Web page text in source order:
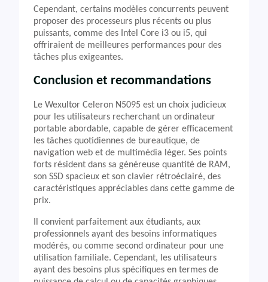
Cependant, certains modèles concurrents peuvent
proposer des processeurs plus récents ou plus
puissants, comme des Intel Core i3 ou i5, qui
offriraient de meilleures performances pour des
tâches plus exigeantes.
Conclusion et recommandations
Le Wexultor Celeron N5095 est un choix judicieux
pour les utilisateurs recherchant un ordinateur
portable abordable, capable de gérer efficacement
les tâches quotidiennes de bureautique, de
navigation web et de multimédia léger. Ses points
forts résident dans sa généreuse quantité de RAM,
son SSD spacieux et son clavier rétroéclairé, des
caractéristiques appréciables dans cette gamme de
prix.
Il convient parfaitement aux étudiants, aux
professionnels ayant des besoins informatiques
modérés, ou comme second ordinateur pour une
utilisation familiale. Cependant, les utilisateurs
ayant des besoins plus spécifiques en termes de